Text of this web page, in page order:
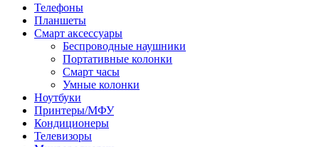
Телефоны
Планшеты
Смарт аксессуары
Беспроводные наушники
Портативные колонки
Смарт часы
Умные колонки
Ноутбуки
Принтеры/МФУ
Кондиционеры
Телевизоры